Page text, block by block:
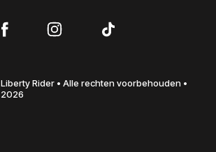
Liberty Rider • Alle rechten voorbehouden •
2026